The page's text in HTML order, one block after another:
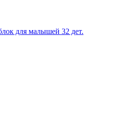
для малышей 32 дет.